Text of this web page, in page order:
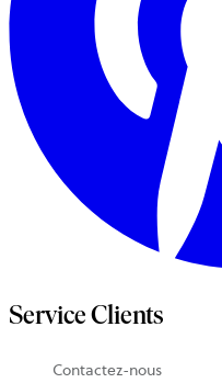
Service Clients
Contactez-nous